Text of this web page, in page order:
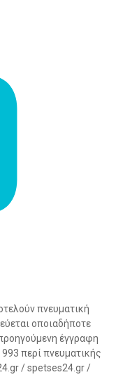
πνευματική
οποιαδήποτε
έγγραφη
περί πνευματικής
/ spetses24.gr /